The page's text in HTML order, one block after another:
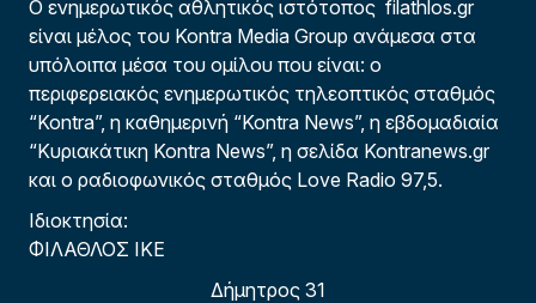
Ο ενημερωτικός αθλητικός ιστότοπος filathlos.gr
είναι μέλος του Kontra Media Group ανάμεσα στα
υπόλοιπα μέσα του ομίλου που είναι: ο
περιφερειακός ενημερωτικός τηλεοπτικός σταθμός
“Kontra”, η καθημερινή “Kontra News”, η εβδομαδιαία
“Κυριακάτικη Kontra News”, η σελίδα Kontranews.gr
και ο ραδιοφωνικός σταθμός Love Radio 97,5.
Ιδιοκτησία:
ΦΙΛΑΘΛΟΣ ΙΚΕ
Δήμητρος 31